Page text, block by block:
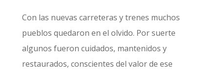
Con las nuevas carreteras y trenes muchos
pueblos quedaron en el olvido. Por suerte
algunos fueron cuidados, mantenidos y
restaurados, conscientes del valor de ese